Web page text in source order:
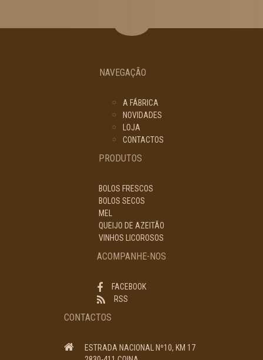
NAVEGAÇÃO
A FÁBRICA
NOVIDADES
LOJA
CONTACTOS
PRODUTOS
BOLOS FRESCOS
BOLOS SECOS
MEL
QUEIJO DE AZEITÃO
VINHOS LICOROSOS
ACOMPANHE-NOS
FACEBOOK
RSS
CONTACTOS
ESTRADA NACIONAL Nº10, KM 17